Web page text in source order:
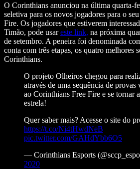
O Corinthians anunciou na última quarta-
seletiva para os novos jogadores para o
Fire. Os jogadores que estiverem
Timão, pode usareste link, na próxima
de setembro. A peneira foi denominada
conta com três etapas, os quatro melhores
Corinthians.
O projeto Olheiros chegou para
através de uma sequência de provas
ao Corinthians Free Fire e se tornar
estrela!
Quer saber mais? Acesse o site do
https://t.co/Ni4tHwdNeB
pic.twitter.com/GAHdYbb6O5
— Corinthians Esports
2020